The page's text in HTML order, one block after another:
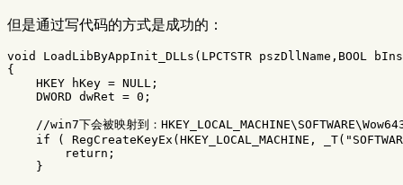
但是通过写代码的方式是成功的：
void LoadLibByAppInit_DLLs(LPCTSTR pszDllName,BOOL
{
    HKEY hKey = NULL;
    DWORD dwRet = 0;
//win7下会被映射到：
if ( RegCreateKeyEx(HKEY_LOCAL_MACHINE,
        return;
    }